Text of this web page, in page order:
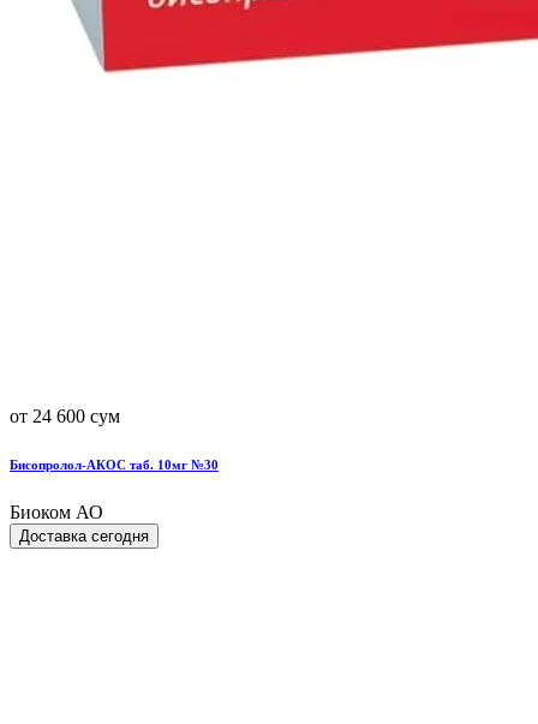
от 24 600 сум
Бисопролол-АКОС таб. 10мг №30
Биоком АО
Доставка сегодня